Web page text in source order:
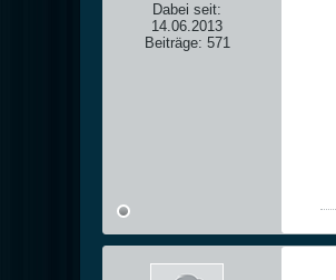
Dabei seit:
14.06.2013
Beiträge: 571